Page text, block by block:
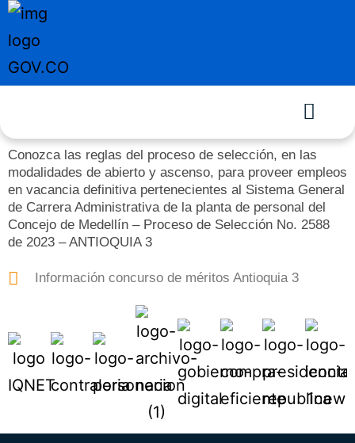
Conozca las reglas del proceso de selección, en las
modalidades de abierto y ascenso, para proveer empleos
en vacancia definitiva pertenecientes al Sistema General
de Carrera Administrativa de la planta de personal del
Concejo de Medellín – Proceso de Selección No. 2588
de 2023 – ANTIOQUIA 3
Información concurso de méritos Antioquia 3